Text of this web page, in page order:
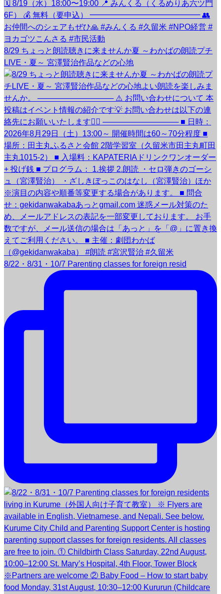
8/29 ちょっと朗読聴きに来ませんか夏 ～わかばの朗読プチ
LIVE・夏～ 宮澤賢治作品などの心地
8/22・8/31・10/7 Parenting classes for foreign resid